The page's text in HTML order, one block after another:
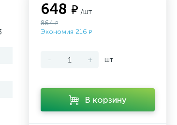
648 ₽ /шт
864₽
Экономия 216 ₽
- + шт
В корзину